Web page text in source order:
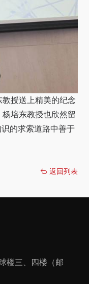
授送上精美的纪念
培东教授也欣然留
识的求索道路中善于
返回列表
楼三、四楼（邮